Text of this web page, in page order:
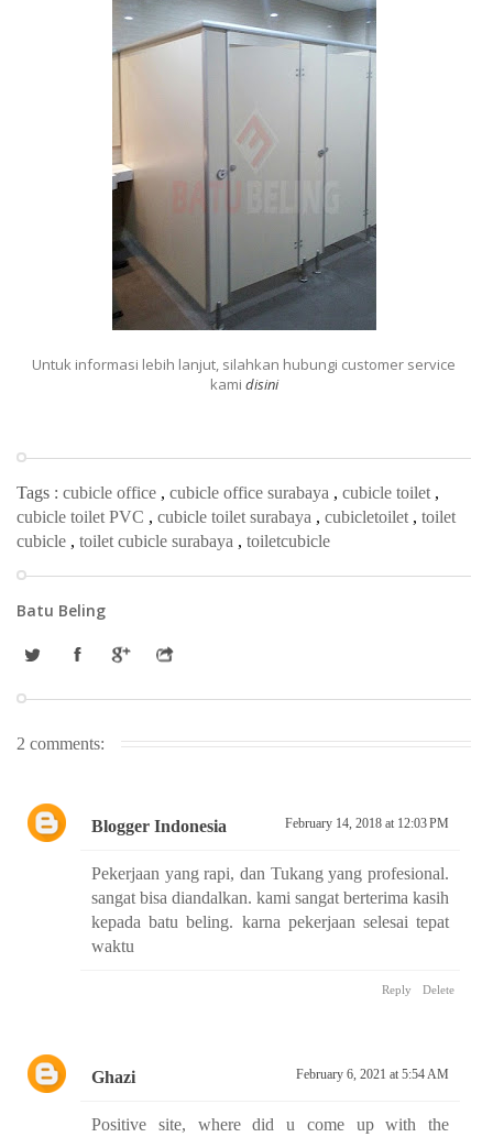
Untuk informasi lebih lanjut, silahkan hubungi customer service
kami disini
Tags : cubicle office , cubicle office surabaya , cubicle toilet ,
cubicle toilet PVC , cubicle toilet surabaya , cubicletoilet , toilet
cubicle , toilet cubicle surabaya , toiletcubicle
Batu Beling
2 comments:
Blogger Indonesia February 14, 2018 at 12:03 PM
Pekerjaan yang rapi, dan Tukang yang profesional.
sangat bisa diandalkan. kami sangat berterima kasih
kepada batu beling. karna pekerjaan selesai tepat
waktu
Reply Delete
Ghazi February 6, 2021 at 5:54 AM
Positive site, where did u come up with the